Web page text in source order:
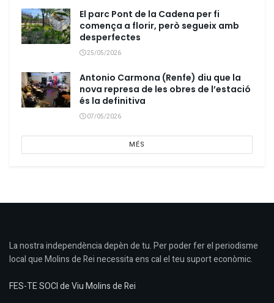
El parc Pont de la Cadena per fi
comença a florir, però segueix amb
desperfectes
25/05/2026
Antonio Carmona (Renfe) diu que la
nova represa de les obres de l’estació
és la definitiva
07/05/2026
MÉS
La nostra independència depèn de tu. Per poder fer el periodisme
local que Molins de Rei necessita ens cal el teu suport econòmic.
FES-TE SOCI de Viu Molins de Rei